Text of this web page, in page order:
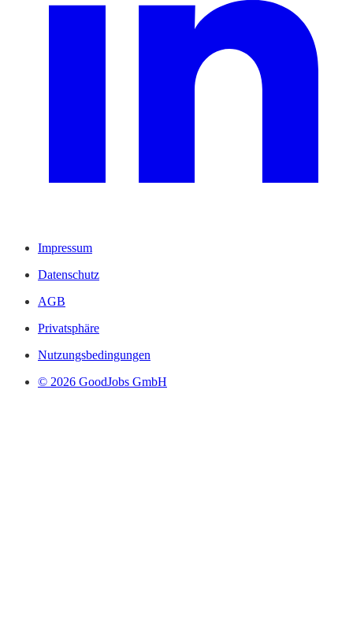
Impressum
Datenschutz
AGB
Privatsphäre
Nutzungsbedingungen
© 2026 GoodJobs GmbH